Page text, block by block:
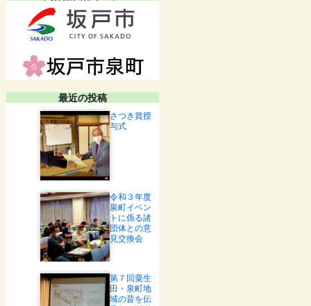
最近の投稿
さつき賞授
与式
令和３年度
泉町イベン
トに係る諸
団体との意
見交換会
第７回粟生
田・泉町地
域の昔を伝